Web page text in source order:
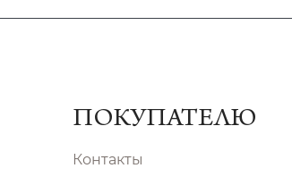
ПОКУПАТЕЛЮ
Контакты